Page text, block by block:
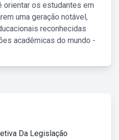
orientar os estudantes em
uma geração notável,
reconhecidas
acadêmicas do mundo -
Da Legislação